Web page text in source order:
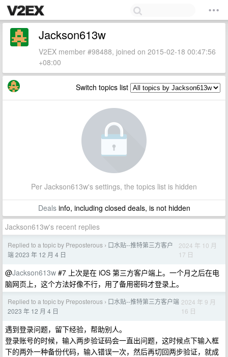
Jackson613w
V2EX member #98488, joined on 2015-02-18 00:47:56
+08:00
Switch topics list
Per Jackson613w's settings, the topics list is hidden
Dealsinfo, including closed deals, is not hidden
Jackson613w's recent replies
Replied to a topic by Preposterous › 口水贴--推特第三方客户
端 2023 年 12 月 4 日
2024 年 10 月
17 日
@Jackson613w #7 上次是在 iOS 第三方客户端上。一个月之后在电
脑网页上，这个方法好像不行，用了备用密码才登录上。
Replied to a topic by Preposterous › 口水贴--推特第三方客户端
2023 年 12 月 4 日
2024 年 9 月
16 日
遇到登录问题，留下经验，帮助别人。
登录账号的时候，输入两步验证码会一直出问题，这时候点下输入框
下的两外一种备份代码，输入错误一次，然后再切回两步验证，就成